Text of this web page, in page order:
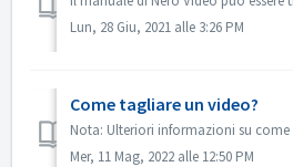
Lun, 28 Giu, 2021 alle 3:26 PM
Come tagliare un video?
Mer, 11 Mag, 2022 alle 12:50 PM